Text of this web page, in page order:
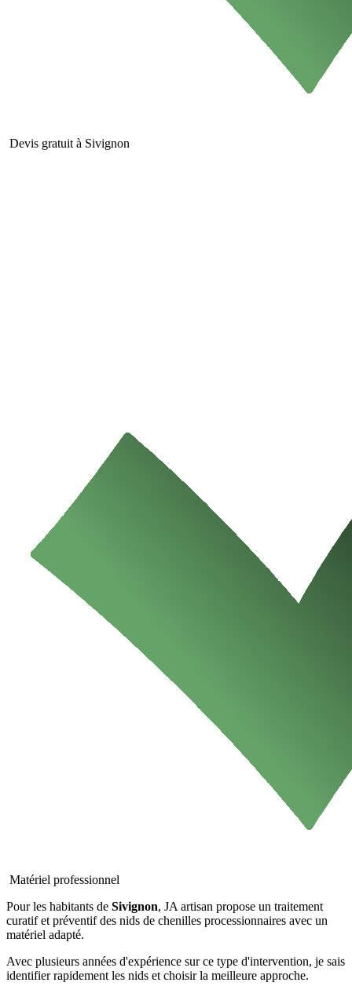
Devis gratuit à Sivignon
Matériel professionnel
Pour les habitants de Sivignon, JA artisan propose un traitement
curatif et préventif des nids de chenilles processionnaires avec un
matériel adapté.
Avec plusieurs années d'expérience sur ce type d'intervention, je sais
identifier rapidement les nids et choisir la meilleure approche.